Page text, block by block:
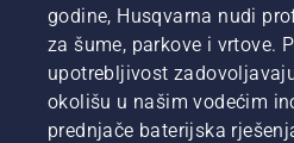
godine, Husqvarna nudi
za šume, parkove i vrtove.
upotrebljivost
okolišu u našim vodećim
prednjače baterijska